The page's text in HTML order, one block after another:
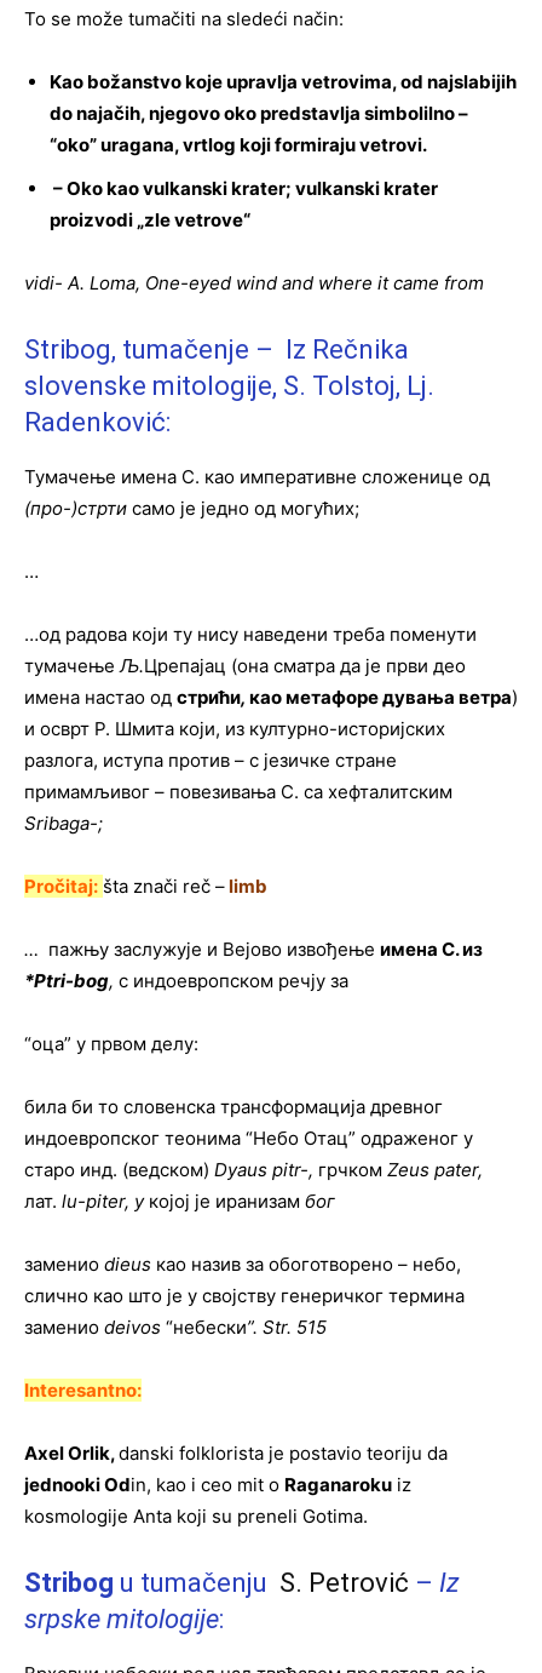
To se može tumačiti na sledeći način:
Kao božanstvo koje upravlja vetrovima, od najslabijih
do najačih, njegovo oko predstavlja simbolilno –
“oko” uragana, vrtlog koji formiraju vetrovi.
–Oko kao vulkanski krater; vulkanski krater
proizvodi „zle vetrove“
vidi- A. Loma, One-eyed wind and where it came from
Stribog, tumačenje – Iz Rečnika
slovenske mitologije, S. Tolstoj, Lj.
Radenković:
Тумачење имена С. као императивне сложенице од
(про-)стрти само je једно од могућих;
…
…од радова који ту нису наведени треба поменути
тумачењеЉ.Црепајац (она сматра да je први део
имена настао од стрићи, као метафоре дувања ветра)
и осврт Р. Шмита који, из културно-историјских
разлога, иступа против – с језичке стране
примамљивог – повезивања С. са хефталитским
Sribaga-;
Pročitaj: šta znači reč –limb
… пажњу заслужује и Вејово извођење имена С. из
*Ptri-bog, с индоевропском речју за
“оца” у првом делу:
била би то словенска трансформација древног
индоевропског теонима “Небо Отац” одраженог у
старо инд. (ведском) Dyaus pitr-, грчком Zeus pater,
лат. lu-piter, у којој je иранизам бог
заменио dieus као назив за обоготворено – небо,
слично као што je у својству генеричког термина
заменио deivos “небески”. Str. 515
Interesantno:
Axel Orlik,danski folklorista je postavio teoriju da
jednooki Odin, kao i ceo mit o Raganaroku iz
kosmologije Anta koji su preneli Gotima.
Stribog u tumačenju S. Petrović – Iz
srpske mitologije: